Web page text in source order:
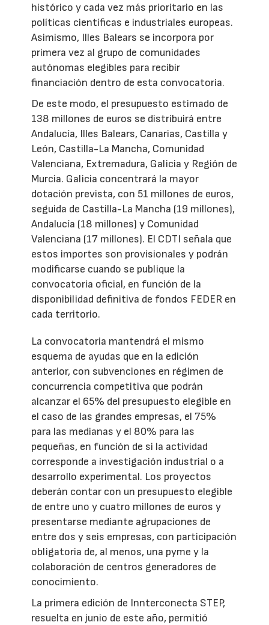
histórico y cada vez más prioritario en las
políticas científicas e industriales europeas.
Asimismo, Illes Balears se incorpora por
primera vez al grupo de comunidades
autónomas elegibles para recibir
financiación dentro de esta convocatoria.
De este modo, el presupuesto estimado de
138 millones de euros se distribuirá entre
Andalucía, Illes Balears, Canarias, Castilla y
León, Castilla-La Mancha, Comunidad
Valenciana, Extremadura, Galicia y Región de
Murcia. Galicia concentrará la mayor
dotación prevista, con 51 millones de euros,
seguida de Castilla-La Mancha (19 millones),
Andalucía (18 millones) y Comunidad
Valenciana (17 millones). El CDTI señala que
estos importes son provisionales y podrán
modificarse cuando se publique la
convocatoria oficial, en función de la
disponibilidad definitiva de fondos FEDER en
cada territorio.
La convocatoria mantendrá el mismo
esquema de ayudas que en la edición
anterior, con subvenciones en régimen de
concurrencia competitiva que podrán
alcanzar el 65% del presupuesto elegible en
el caso de las grandes empresas, el 75%
para las medianas y el 80% para las
pequeñas, en función de si la actividad
corresponde a investigación industrial o a
desarrollo experimental. Los proyectos
deberán contar con un presupuesto elegible
de entre uno y cuatro millones de euros y
presentarse mediante agrupaciones de
entre dos y seis empresas, con participación
obligatoria de, al menos, una pyme y la
colaboración de centros generadores de
conocimiento.
La primera edición de Innterconecta STEP,
resuelta en junio de este año, permitió